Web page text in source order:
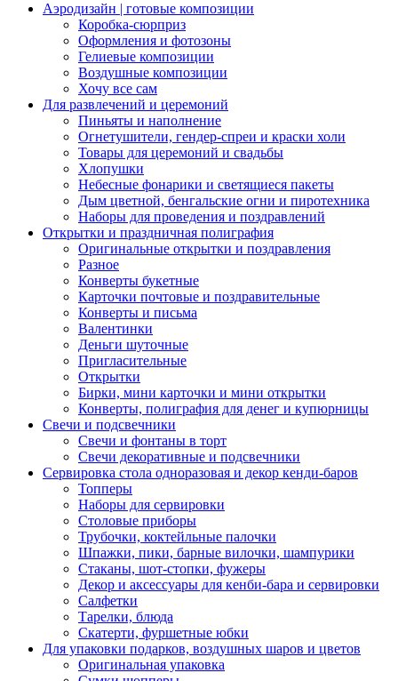
Аэродизайн | готовые композиции
Коробка-сюрприз
Оформления и фотозоны
Гелиевые композиции
Воздушные композиции
Хочу все сам
Для развлечений и церемоний
Пиньяты и наполнение
Огнетушители, гендер-спреи и краски холи
Товары для церемоний и свадьбы
Хлопушки
Небесные фонарики и светящиеся пакеты
Дым цветной, бенгальские огни и пиротехника
Наборы для проведения и поздравлений
Открытки и праздничная полиграфия
Оригинальные открытки и поздравления
Разное
Конверты букетные
Карточки почтовые и поздравительные
Конверты и письма
Валентинки
Деньги шуточные
Пригласительные
Открытки
Бирки, мини карточки и мини открытки
Конверты, полиграфия для денег и купюрницы
Свечи и подсвечники
Свечи и фонтаны в торт
Свечи декоративные и подсвечники
Сервировка стола одноразовая и декор кенди-баров
Топперы
Наборы для сервировки
Столовые приборы
Трубочки, коктейльные палочки
Шпажки, пики, барные вилочки, шампурики
Стаканы, шот-стопки, фужеры
Декор и аксессуары для кенби-бара и сервировки
Салфетки
Тарелки, блюда
Скатерти, фуршетные юбки
Для упаковки подарков, воздушных шаров и цветов
Оригинальная упаковка